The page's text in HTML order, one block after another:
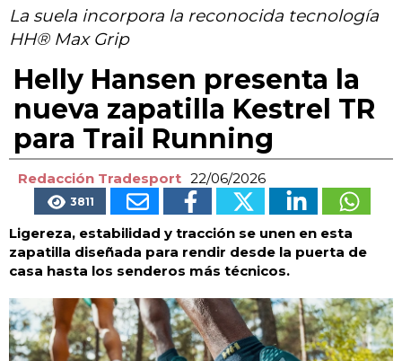
La suela incorpora la reconocida tecnología
HH® Max Grip
Helly Hansen presenta la
nueva zapatilla Kestrel TR
para Trail Running
Redacción Tradesport 22/06/2026
3811
Ligereza, estabilidad y tracción se unen en esta
zapatilla diseñada para rendir desde la puerta de
casa hasta los senderos más técnicos.